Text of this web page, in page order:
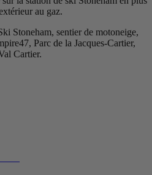
au gaz.
Stoneham, sentier de motoneige,
Parc de la Jacques-Cartier,
Cartier.